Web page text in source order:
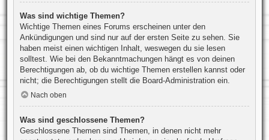
Was sind wichtige Themen?
Wichtige Themen eines Forums erscheinen unter den
Ankündigungen und sind nur auf der ersten Seite zu sehen. Sie
haben meist einen wichtigen Inhalt, weswegen du sie lesen
solltest. Wie bei den Bekanntmachungen hängt es von deinen
Berechtigungen ab, ob du wichtige Themen erstellen kannst oder
nicht; die Berechtigungen stellt die Board-Administration ein.
Nach oben
Was sind geschlossene Themen?
Geschlossene Themen sind Themen, in denen nicht mehr